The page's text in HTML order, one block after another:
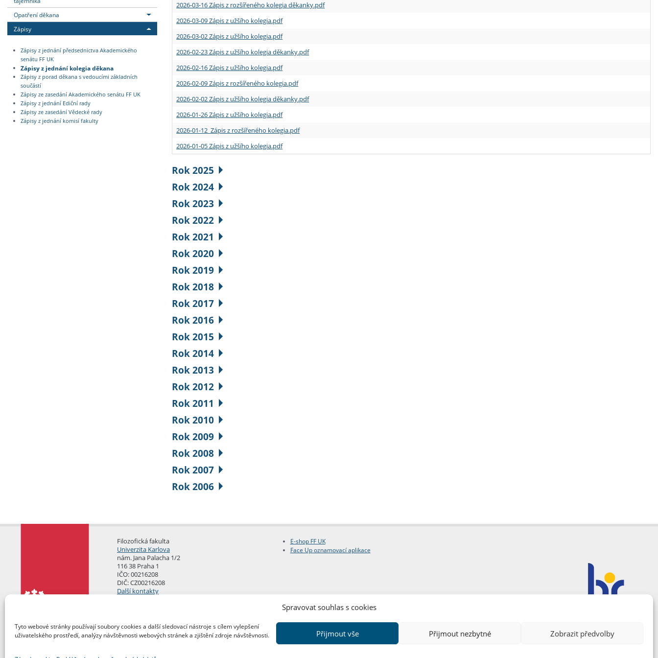
Spravovat souhlas s cookies
Tyto webové stránky používají soubory cookies a další sledovací nástroje s cílem vylepšení
uživatelského prostředí, analýzy návštěvnosti webových stránek a zjištění zdroje návštěvnosti.
Přijmout vše Přijmout nezbytné Zobrazit předvolby
Opatření děkana
Zápisy
Zápisy z jednání předsednictva Akademického
senátu FF UK
Zápisy z jednání kolegia děkana
Zápisy z porad děkana s vedoucími základních
součástí
Zápisy ze zasedání Akademického senátu FF UK
Zápisy z jednání Ediční rady
Zápisy ze zasedání Vědecké rady
Zápisy z jednání komisí fakulty
2026-03-16 Zápis z rozšířeného kolegia děkanky.pdf
2026-03-09 Zápis z užšího kolegia.pdf
2026-03-02 Zápis z užšího kolegia.pdf
2026-02-23 Zápis z užšího kolegia děkanky.pdf
2026-02-16 Zápis z užšího kolegia.pdf
2026-02-09 Zápis z rozšířeného kolegia.pdf
2026-02-02 Zápis z užšího kolegia děkanky.pdf
2026-01-26 Zápis z užšího kolegia.pdf
2026-01-12 Zápis z rozšířeného kolegia.pdf
2026-01-05 Zápis z užšího kolegia.pdf
Rok 2025
Rok 2024
Rok 2023
Rok 2022
Rok 2021
Rok 2020
Rok 2019
Rok 2018
Rok 2017
Rok 2016
Rok 2015
Rok 2014
Rok 2013
Rok 2012
Rok 2011
Rok 2010
Rok 2009
Rok 2008
Rok 2007
Rok 2006
Filozofická fakulta
Univerzita Karlova
nám. Jana Palacha 1/2
116 38 Praha 1
IČO: 00216208
DIČ: CZ00216208
Další kontakty
E-shop FF UK
Face Up oznamovací aplikace